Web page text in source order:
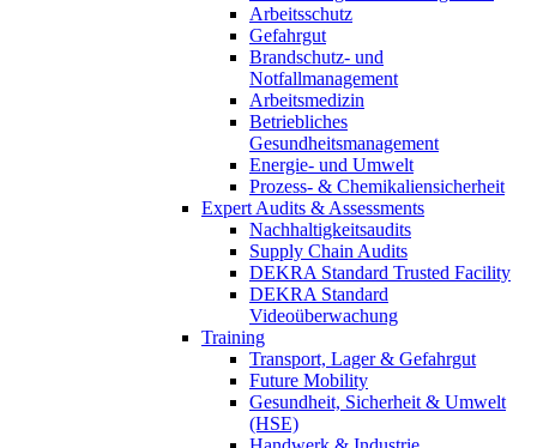
Arbeitsschutz
Gefahrgut
Brandschutz- und
Notfallmanagement
Arbeitsmedizin
Betriebliches
Gesundheitsmanagement
Energie- und Umwelt
Prozess- & Chemikaliensicherheit
Expert Audits & Assessments
Nachhaltigkeitsaudits
Supply Chain Audits
DEKRA Standard Trusted Facility
DEKRA Standard
Videoüberwachung
Training
Transport, Lager & Gefahrgut
Future Mobility
Gesundheit, Sicherheit & Umwelt
(HSE)